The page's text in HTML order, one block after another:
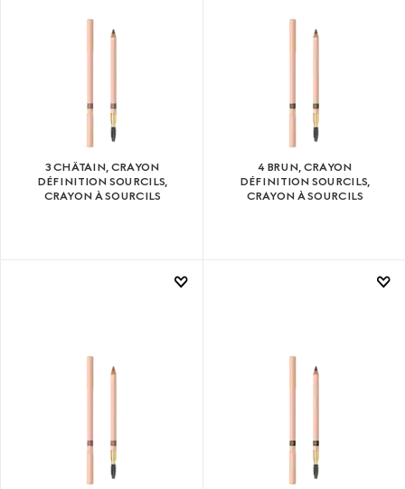
3 CHÂTAIN, CRAYON
DÉFINITION SOURCILS,
CRAYON À SOURCILS
4 BRUN, CRAYON
DÉFINITION SOURCILS,
CRAYON À SOURCILS